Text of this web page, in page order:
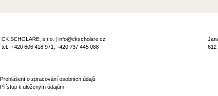
CK SCHOLARE, s.r.o. | info@ckscholare.cz
tel.: +420 606 418 971, +420 737 445 088
612
Prohlášení o zpracování osobních údajů
Přístup k uloženým údajům